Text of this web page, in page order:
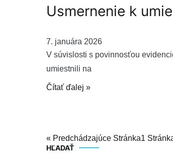
Usmernenie k
7. januára 2026
V súvislosti s povinnosťou
umiestnili na
Čítať ďalej »
« Predchádzajúce Stránka1
HĽADAŤ